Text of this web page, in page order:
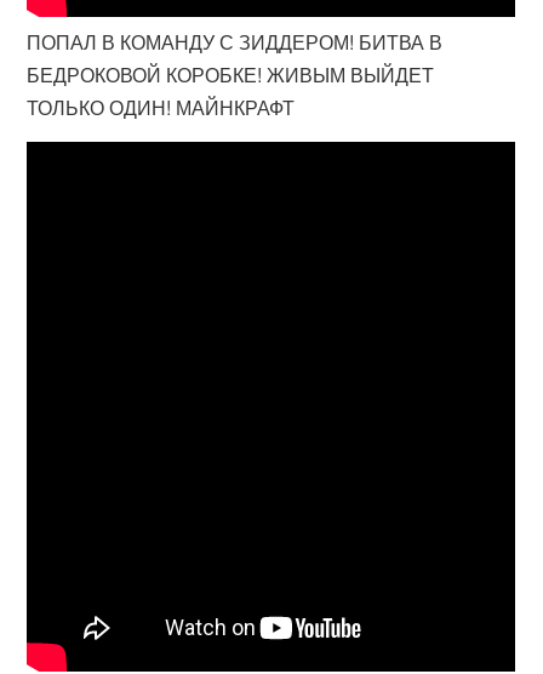
ПОПАЛ В КОМАНДУ С ЗИДДЕРОМ! БИТВА В
БЕДРОКОВОЙ КОРОБКЕ! ЖИВЫМ ВЫЙДЕТ
ТОЛЬКО ОДИН! МАЙНКРАФТ